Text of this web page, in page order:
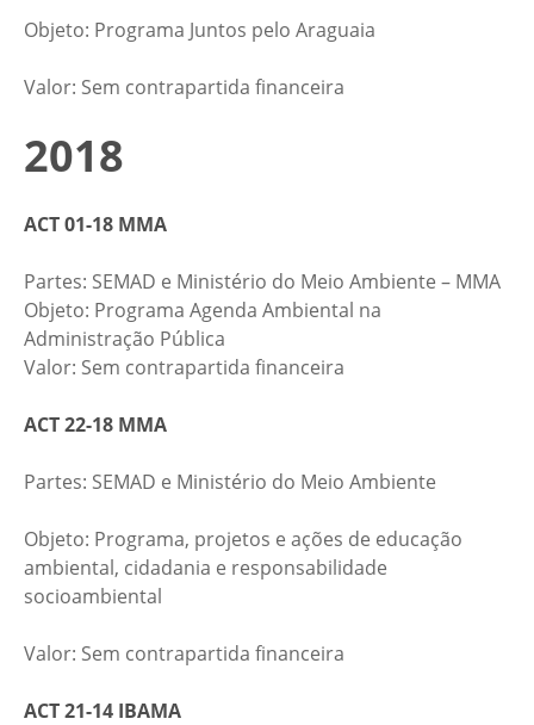
​Objeto: Programa Juntos pelo Araguaia​
​​​Valor: Sem contrapartida financeira
2018
ACT 01-18 MMA​
Partes: SEMAD e Ministério do Meio Ambiente – MMA
Objeto: Programa Agenda Ambiental na
Administração Pública
Valor: Sem contrapartida financeira
ACT 22-18 MMA
Partes: SEMAD e Ministério do Meio Ambiente​
​Objeto: Programa, projetos e ações de educação
ambiental, cidadania e responsabilidade
socioambiental​
​​Valor: Sem contrapartida financeira
ACT 21-14 IBAMA